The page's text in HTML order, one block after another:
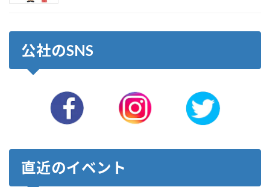
公社のSNS
直近のイベント